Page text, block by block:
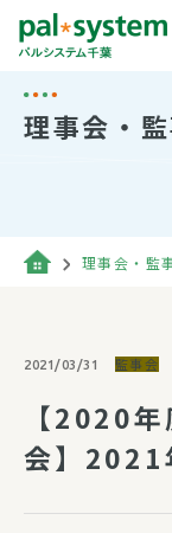
理事会・
理事会・監
2021/03/31 監事会
【2020
会】2021